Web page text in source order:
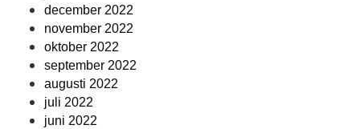
december 2022
november 2022
oktober 2022
september 2022
augusti 2022
juli 2022
juni 2022